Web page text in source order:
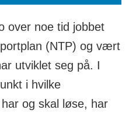
over noe tid jobbet
(NTP) og vært
utviklet seg på. I
i hvilke
og skal løse, har